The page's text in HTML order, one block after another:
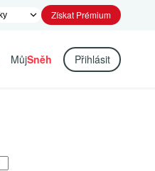
Získat Prémium
MůjSněh Přihlásit